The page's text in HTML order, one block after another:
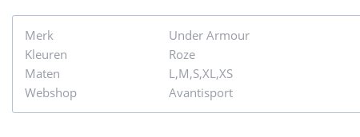
Merk
Under Armour
Kleuren
Roze
Maten
L,M,S,XL,XS
Webshop
Avantisport